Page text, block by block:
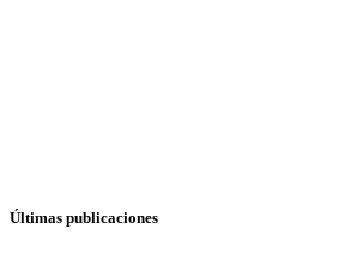
Últimas publicaciones